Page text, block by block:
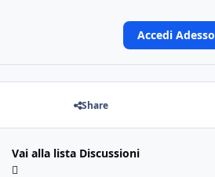
Accedi Adesso
Share
Vai alla lista Discussioni